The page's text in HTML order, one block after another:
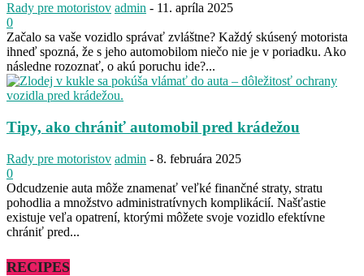
Rady pre motoristov admin - 11. apríla 2025
0
Začalo sa vaše vozidlo správať zvláštne? Každý skúsený motorista
ihneď spozná, že s jeho automobilom niečo nie je v poriadku. Ako
následne rozoznať, o akú poruchu ide?...
Tipy, ako chrániť automobil pred krádežou
Rady pre motoristov admin - 8. februára 2025
0
Odcudzenie auta môže znamenať veľké finančné straty, stratu
pohodlia a množstvo administratívnych komplikácií. Našťastie
existuje veľa opatrení, ktorými môžete svoje vozidlo efektívne
chrániť pred...
RECIPES